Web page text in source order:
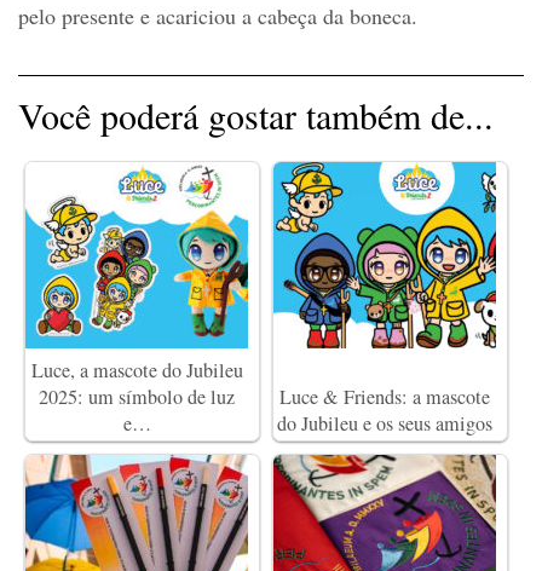
pelo presente e acariciou a cabeça da boneca.
Você poderá gostar também de...
Luce, a mascote do Jubileu
2025: um símbolo de luz
e…
Luce & Friends: a mascote
do Jubileu e os seus amigos